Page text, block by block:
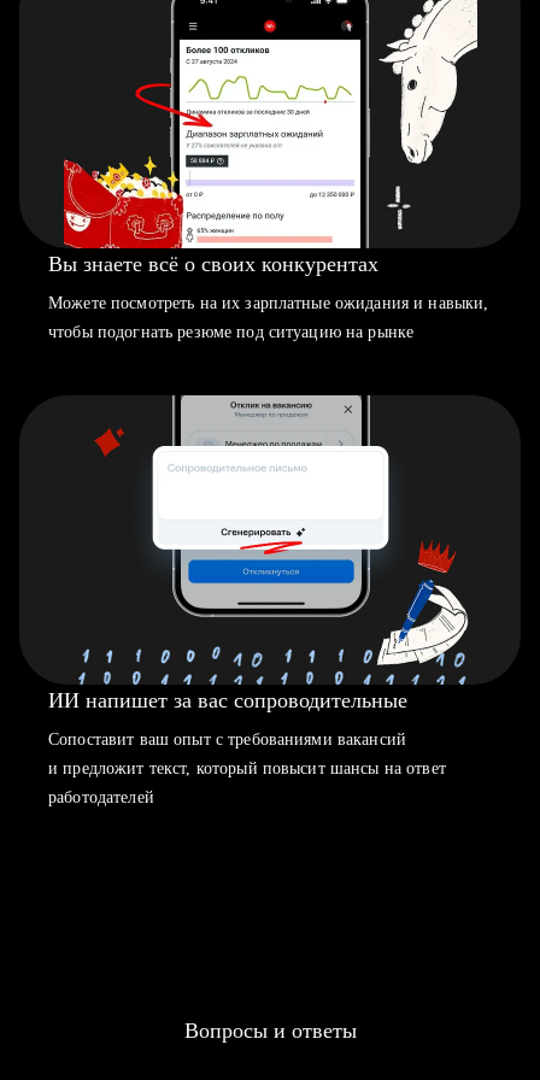
Вы знаете всё о своих конкурентах
Можете посмотреть на их зарплатные ожидания и навыки,
чтобы подогнать резюме под ситуацию на рынке
ИИ напишет за вас сопроводительные
Сопоставит ваш опыт с требованиями вакансий
и предложит текст, который повысит шансы на ответ
работодателей
Вопросы и ответы